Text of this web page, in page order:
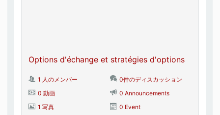
Options d'échange et stratégies d'options
1 人のメンバー
0件のディスカッション
0 動画
0 Announcements
1 写真
0 Event